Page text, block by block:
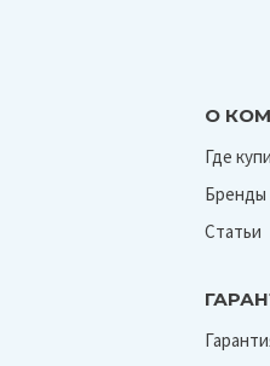
О
Где
Бренды
Статьи